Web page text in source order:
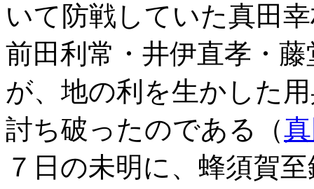
いて防戦していた真田
前田利常・井伊直孝・
が、地の利を生かした
討ち破ったのである（
７日の未明に、蜂須賀